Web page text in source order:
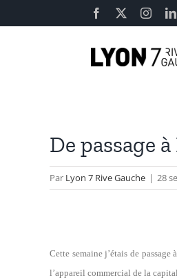
au
Facebook
De passage
Par Lyon 7 Rive Gauche | 28
Cette semaine j’étais de
l’appareil commercial de la